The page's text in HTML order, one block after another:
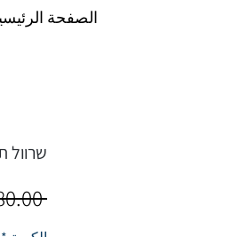
الصفحة
‏80.00 ₪